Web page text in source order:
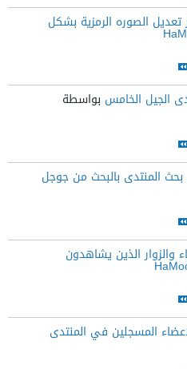
الصوره الرمزية بشكل
الجيل الخامس بواسطة
المنتدى بالبحث من جوجل
والزوار الذين يشاهدون
المسجلين في المنتدى